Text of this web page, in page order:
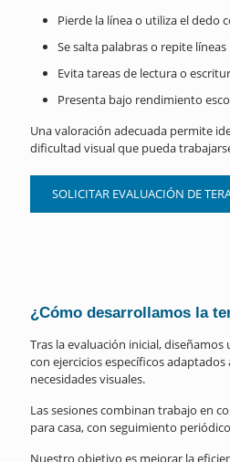
Pierde la línea o utiliza el dedo
Se salta palabras o repite líneas
Evita tareas de lectura o
Presenta bajo rendimiento
Una valoración adecuada permite
dificultad visual que pueda
SOLICITAR EVALUACIÓN DE
¿Cómo desarrollamos la
Tras la evaluación inicial,
con ejercicios específicos adaptados
necesidades visuales.
Las sesiones combinan trabajo en
para casa, con seguimiento